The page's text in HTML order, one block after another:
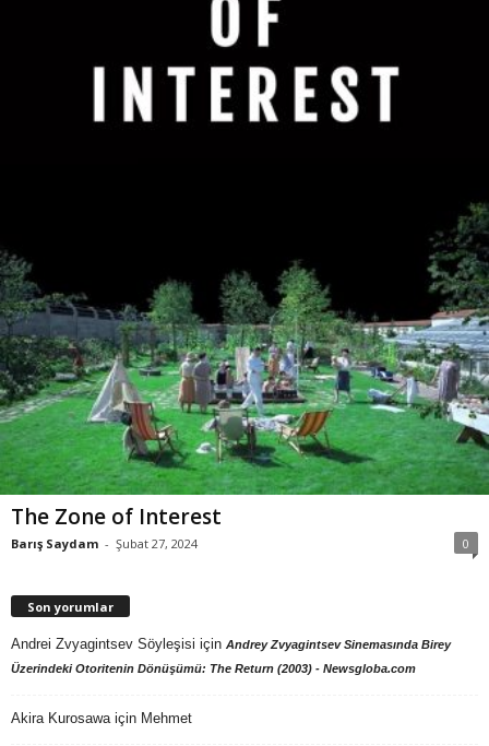
The Zone of Interest
Barış Saydam - Şubat 27, 2024 0
Son yorumlar
Andrei Zvyagintsev Söyleşisi için Andrey Zvyagintsev Sinemasında Birey
Üzerindeki Otoritenin Dönüşümü: The Return (2003) - Newsgloba.com
Akira Kurosawa için Mehmet